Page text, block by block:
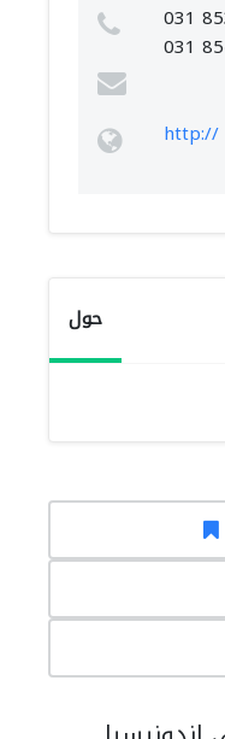
031
031
http://
حول